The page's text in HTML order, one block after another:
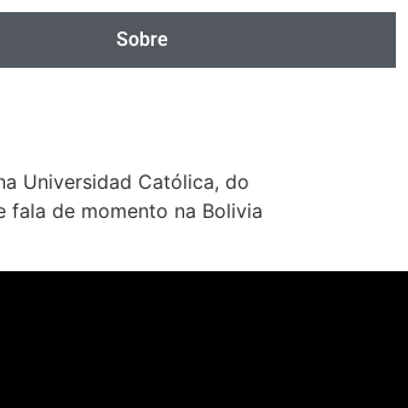
Sobre
Universidad Católica, do
fala de momento na Bolivia